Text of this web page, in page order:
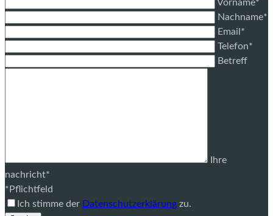
Vorname*
Nachname*
Email*
Telefon*
Betreff
Ihre
nachricht*
*Pflichtfeld
Ich stimme der Datenschutzerklärung zu.